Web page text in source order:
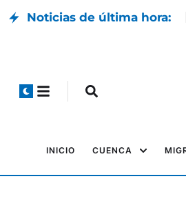
Noticias de última hora:
INICIO CUENCA